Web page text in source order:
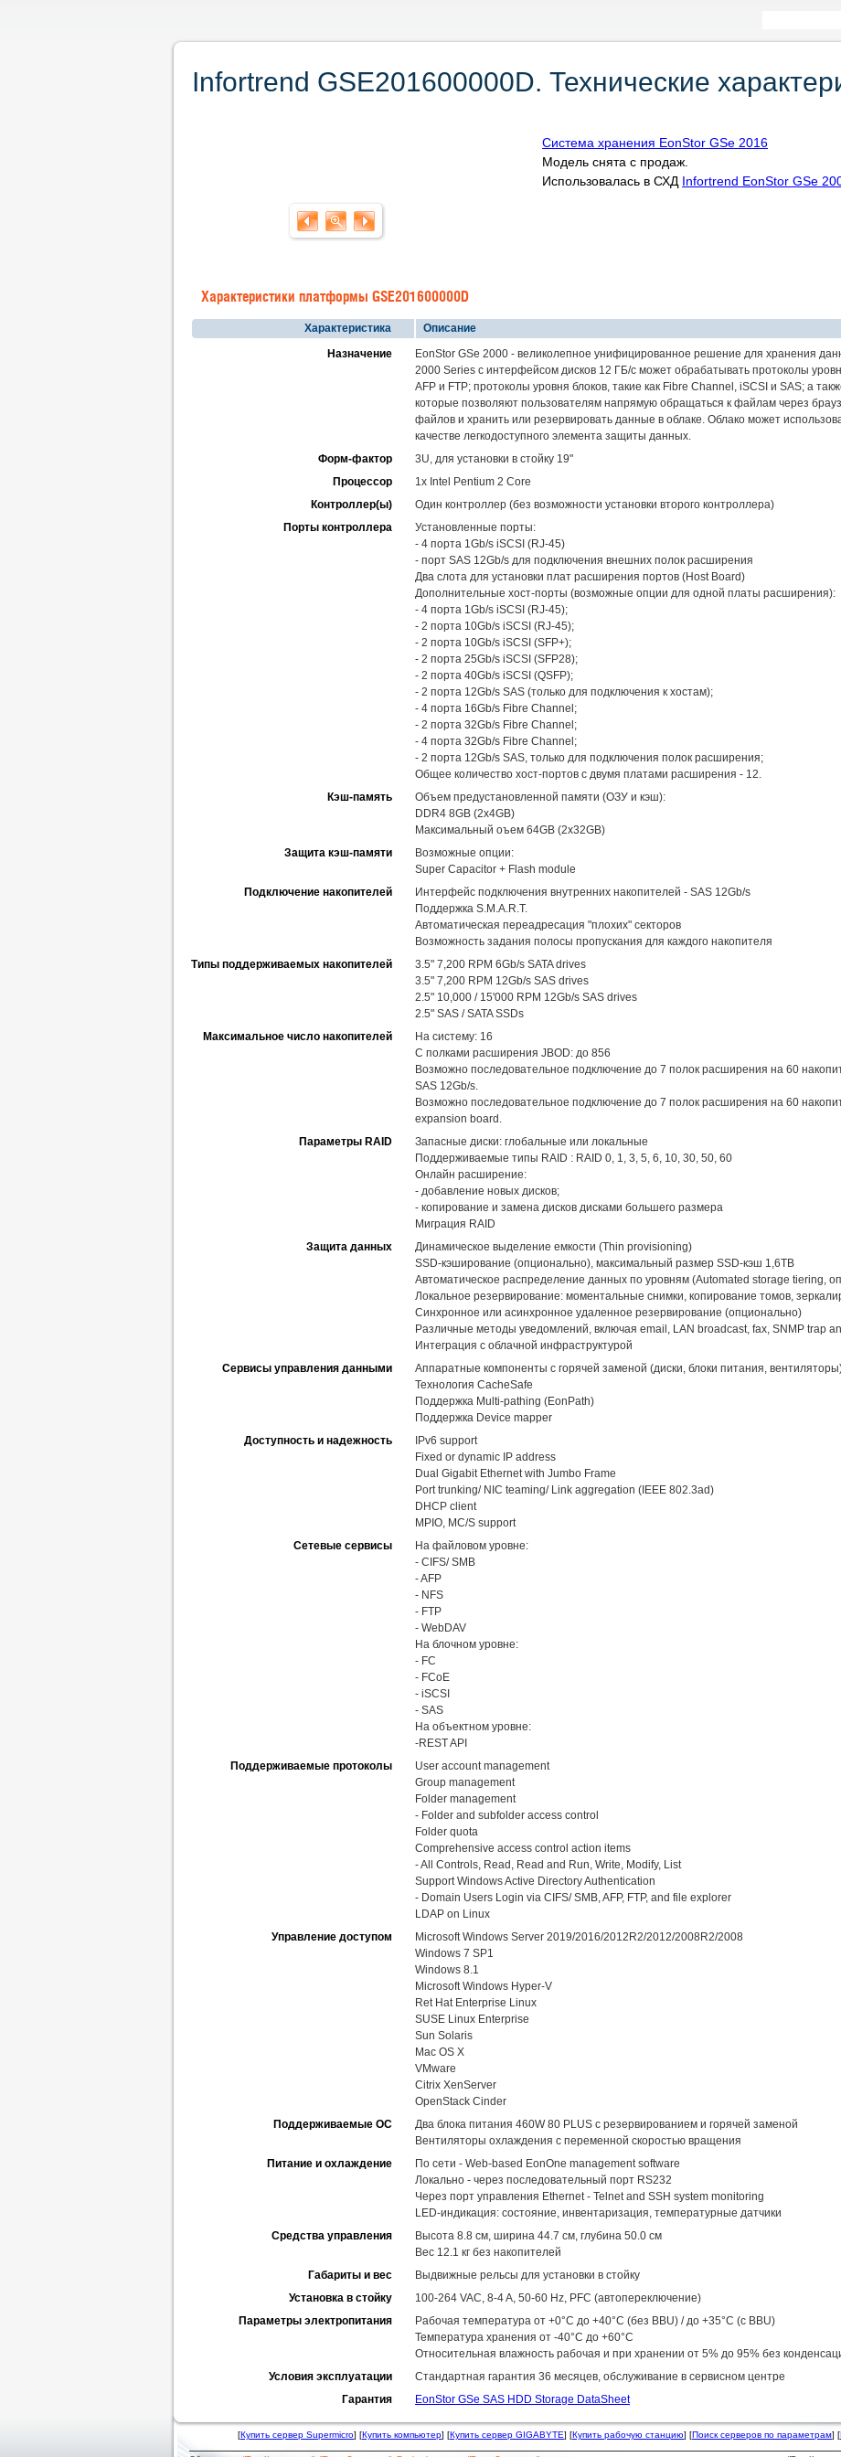
Infortrend GSE201600000D. Технические
Система хранения EonStor GSe 2016
Модель снята с продаж.
Использовалась в СХД Infortrend EonStor GSe
Характеристики платформы GSE201600000D
Характеристика
Описание
Назначение
EonStor GSe 2000 - великолепное унифицированное решение для хранения
2000 Series с интерфейсом дисков 12 ГБ/с может обрабатывать протоколы
AFP и FTP; протоколы уровня блоков, такие как Fibre Channel, iSCSI и SAS; а
которые позволяют пользователям напрямую обращаться к файлам через
файлов и хранить или резервировать данные в облаке. Облако может
качестве легкодоступного элемента защиты данных.
Форм-фактор
3U, для установки в стойку 19"
Процессор
1x Intel Pentium 2 Core
Контроллер(ы)
Один контроллер (без возможности установки второго контроллера)
Порты контроллера
Установленные порты:
- 4 порта 1Gb/s iSCSI (RJ-45)
- порт SAS 12Gb/s для подключения внешних полок расширения
Два слота для установки плат расширения портов (Host Board)
Дополнительные хост-порты (возможные опции для одной платы расширения):
- 4 порта 1Gb/s iSCSI (RJ-45);
- 2 порта 10Gb/s iSCSI (RJ-45);
- 2 порта 10Gb/s iSCSI (SFP+);
- 2 порта 25Gb/s iSCSI (SFP28);
- 2 порта 40Gb/s iSCSI (QSFP);
- 2 порта 12Gb/s SAS (только для подключения к хостам);
- 4 порта 16Gb/s Fibre Channel;
- 2 порта 32Gb/s Fibre Channel;
- 4 порта 32Gb/s Fibre Channel;
- 2 порта 12Gb/s SAS, только для подключения полок расширения;
Общее количество хост-портов с двумя платами расширения - 12.
Кэш-память
Объем предустановленной памяти (ОЗУ и кэш):
DDR4 8GB (2x4GB)
Максимальный оъем 64GB (2x32GB)
Защита кэш-памяти
Возможные опции:
Super Capacitor + Flash module
Подключение накопителей
Интерфейс подключения внутренних накопителей - SAS 12Gb/s
Поддержка S.M.A.R.T.
Автоматическая переадресация "плохих" секторов
Возможность задания полосы пропускания для каждого накопителя
Типы поддерживаемых накопителей
3.5" 7,200 RPM 6Gb/s SATA drives
3.5" 7,200 RPM 12Gb/s SAS drives
2.5" 10,000 / 15'000 RPM 12Gb/s SAS drives
2.5" SAS / SATA SSDs
Максимальное число накопителей
На систему: 16
С полками расширения JBOD: до 856
Возможно последовательное подключение до 7 полок расширения на 60
SAS 12Gb/s.
Возможно последовательное подключение до 7 полок расширения на 60
expansion board.
Параметры RAID
Запасные диски: глобальные или локальные
Поддерживаемые типы RAID : RAID 0, 1, 3, 5, 6, 10, 30, 50, 60
Онлайн расширение:
- добавление новых дисков;
- копирование и замена дисков дисками большего размера
Миграция RAID
Защита данных
Динамическое выделение емкости (Thin provisioning)
SSD-кэширование (опционально), максимальный размер SSD-кэш 1,6TB
Автоматическое распределение данных по уровням (Automated storage tiering,
Локальное резервирование: моментальные снимки, копирование томов,
Синхронное или асинхронное удаленное резервирование (опционально)
Различные методы уведомлений, включая email, LAN broadcast, fax, SNMP trap
Интеграция с облачной инфраструктурой
Сервисы управления данными
Аппаратные компоненты с горячей заменой (диски, блоки питания,
Технология CacheSafe
Поддержка Multi-pathing (EonPath)
Поддержка Device mapper
Доступность и надежность
IPv6 support
Fixed or dynamic IP address
Dual Gigabit Ethernet with Jumbo Frame
Port trunking/ NIC teaming/ Link aggregation (IEEE 802.3ad)
DHCP client
MPIO, MC/S support
Сетевые сервисы
На файловом уровне:
- CIFS/ SMB
- AFP
- NFS
- FTP
- WebDAV
На блочном уровне:
- FC
- FCoE
- iSCSI
- SAS
На объектном уровне:
-REST API
Поддерживаемые протоколы
User account management
Group management
Folder management
- Folder and subfolder access control
Folder quota
Comprehensive access control action items
- All Controls, Read, Read and Run, Write, Modify, List
Support Windows Active Directory Authentication
- Domain Users Login via CIFS/ SMB, AFP, FTP, and file explorer
LDAP on Linux
Управление доступом
Microsoft Windows Server 2019/2016/2012R2/2012/2008R2/2008
Windows 7 SP1
Windows 8.1
Microsoft Windows Hyper-V
Ret Hat Enterprise Linux
SUSE Linux Enterprise
Sun Solaris
Mac OS X
VMware
Citrix XenServer
OpenStack Cinder
Поддерживаемые ОС
Два блока питания 460W 80 PLUS с резервированием и горячей заменой
Вентиляторы охлаждения с переменной скоростью вращения
Питание и охлаждение
По сети - Web-based EonOne management software
Локально - через последовательный порт RS232
Через порт управления Ethernet - Telnet and SSH system monitoring
LED-индикация: состояние, инвентаризация, температурные датчики
Средства управления
Высота 8.8 см, ширина 44.7 см, глубина 50.0 см
Вес 12.1 кг без накопителей
Габариты и вес
Выдвижные рельсы для установки в стойку
Установка в стойку
100-264 VAC, 8-4 A, 50-60 Hz, PFC (автопереключение)
Параметры электропитания
Рабочая температура от +0°C до +40°C (без BBU) / до +35°C (с BBU)
Температура хранения от -40°C до +60°C
Относительная влажность рабочая и при хранении от 5% до 95% без
Условия эксплуатации
Стандартная гарантия 36 месяцев, обслуживание в сервисном центре
Гарантия
EonStor GSe SAS HDD Storage DataSheet
[Купить сервер Supermicro] [Купить компьютер] [Купить сервер GIGABYTE] [Купить рабочую станцию] [Поиск серверов по параметрам] [